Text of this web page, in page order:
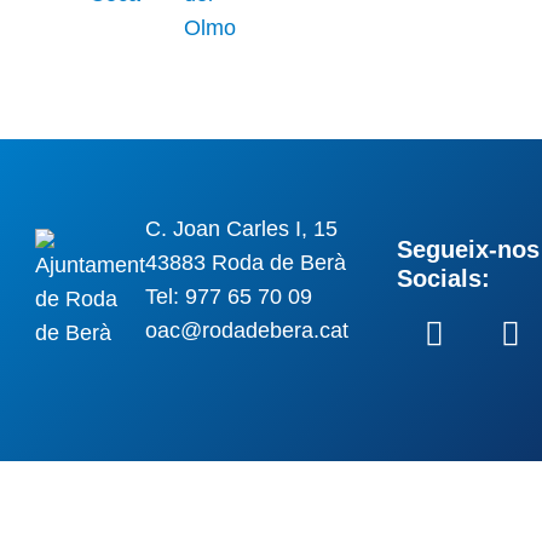
C. Joan Carles I, 15
43883 Roda de Berà
Tel: 977 65 70 09
oac@rodadebera.cat
Segueix-
Socials: